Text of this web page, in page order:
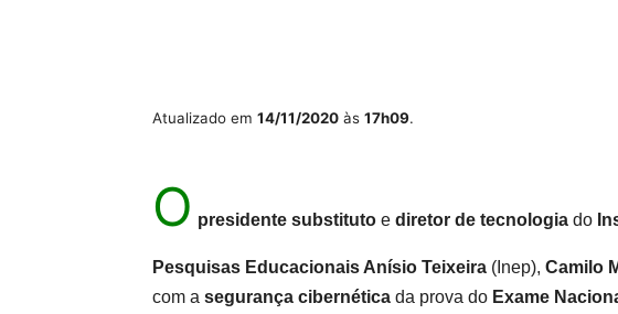
Atualizado em 14/11/2020 às 17h09.
O presidente substituto e diretor de tecnologia do
Pesquisas Educacionais Anísio Teixeira (Inep), Camilo
com a segurança cibernética da prova do Exame